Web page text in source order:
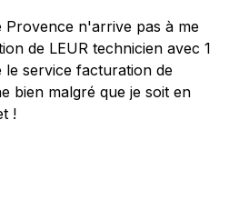
Provence n'arrive pas à me
de LEUR technicien avec 1
service facturation de
bien malgré que je soit en
!